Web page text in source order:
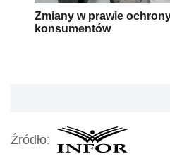
Zmiany w prawie
konsumentów
Źródło: